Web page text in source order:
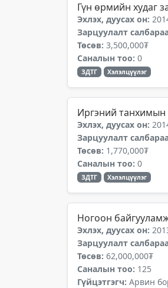
Гүн өрмийн худаг
Эхлэх, дуусах он:
Зарцуулалт
Төсөв: 3,500,000₮
Саналын тоо: 0
ЗДТГ Хэлэлцүүлэг
Иргэний танхимын
Эхлэх, дуусах он:
Зарцуулалт
Төсөв: 1,770,000₮
Саналын тоо: 0
ЗДТГ Хэлэлцүүлэг
Ногоон
Эхлэх, дуусах он:
Зарцуулалт
Төсөв: 62,000,000₮
Саналын тоо: 125
Гүйцэтгэгч: Арвин